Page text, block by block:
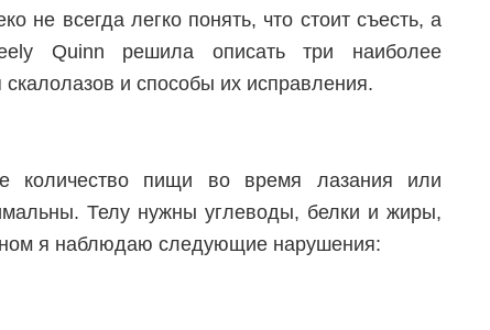
не всегда легко понять, что стоит съесть, а
Quinn решила описать три наиболее
и способы их исправления.
количество пищи во время лазания или
Телу нужны углеводы, белки и жиры,
я наблюдаю следующие нарушения: